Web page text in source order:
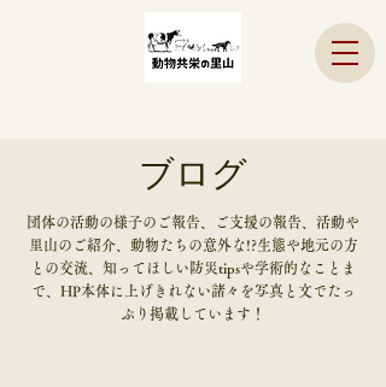
ブログ
​団体の活動の様子のご報告、ご支援の報告、活動や
里山のご紹介、動物たちの意外な!?生態や地元の方
との交流、知ってほしい防災tipsや学術的なことま
で、HP本体に上げきれない諸々を写真と文でたっ
ぷり掲載しています！